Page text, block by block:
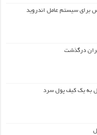
برای سیستم عامل اندروید
درگذشت
به یک کیف‌ پول سرد